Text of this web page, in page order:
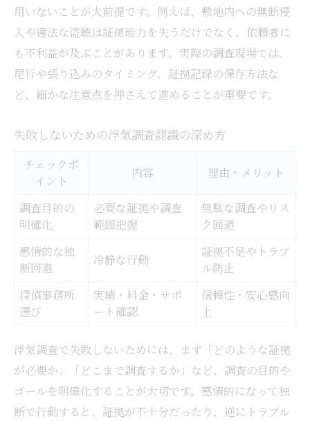
用いないことが大前提です。例えば、敷地内への無断侵
入や違法な盗聴は証拠能力を失うだけでなく、依頼者に
も不利益が及ぶことがあります。実際の調査現場では、
尾行や張り込みのタイミング、証拠記録の保存方法な
ど、細かな注意点を押さえて進めることが重要です。
失敗しないための浮気調査認識の深め方
チェックポ
イント
内容 理由・メリット
調査目的の
明確化
必要な証拠や調査
範囲把握
無駄な調査やリス
ク回避
感情的な独
断回避
冷静な行動
証拠不足やトラブ
ル防止
探偵事務所
選び
実績・料金・サポ
ート確認
信頼性・安心感向
上
浮気調査で失敗しないためには、まず「どのような証拠
が必要か」「どこまで調査するか」など、調査の目的や
ゴールを明確化することが大切です。感情的になって独
断で行動すると、証拠が不十分だったり、逆にトラブル